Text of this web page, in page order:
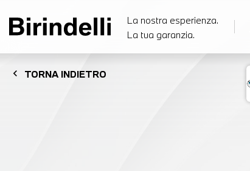
La nostra esperienza.
La tua garanzia.
chevron_left TORNA INDIETRO